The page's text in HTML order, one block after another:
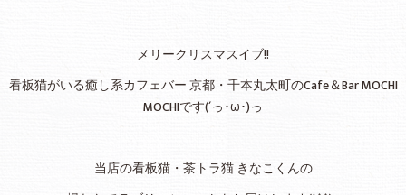
メリークリスマスイブ!!
看板猫がいる癒し系カフェバー 京都・千本丸太町のCafe＆Bar MOCHI
MOCHIです(´っ･ω･)っ
当店の看板猫・茶トラ猫 きなこくんの